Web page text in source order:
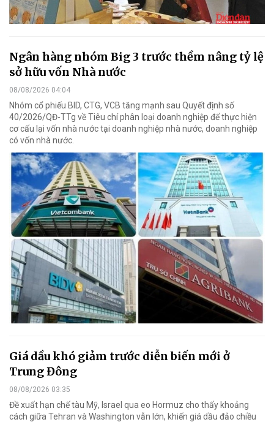
Ngân hàng nhóm Big 3 trước thềm nâng tỷ lệ
sở hữu vốn Nhà nước
08/08/2026 04:04
Nhóm cổ phiếu BID, CTG, VCB tăng mạnh sau Quyết định số
40/2026/QĐ-TTg về Tiêu chí phân loại doanh nghiệp để thực hiện
cơ cấu lại vốn nhà nước tại doanh nghiệp nhà nước, doanh nghiệp
có vốn nhà nước.
Giá dầu khó giảm trước diễn biến mới ở
Trung Đông
08/08/2026 03:35
Đề xuất hạn chế tàu Mỹ, Israel qua eo Hormuz cho thấy khoảng
cách giữa Tehran và Washington vẫn lớn, khiến giá dầu đảo chiều